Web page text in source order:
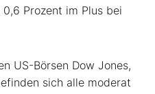
Prozent im Plus bei
US-Börsen Dow Jones,
sich alle moderat